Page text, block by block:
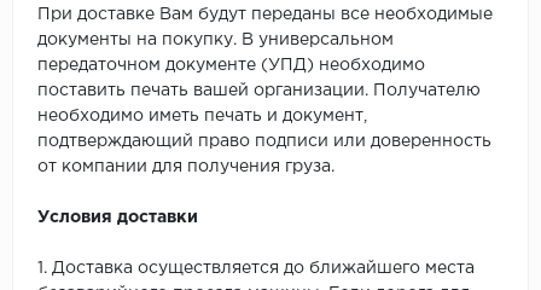
При доставке Вам будут переданы все необходимые
документы на покупку. В универсальном
передаточном документе (УПД) необходимо
поставить печать вашей организации. Получателю
необходимо иметь печать и документ,
подтверждающий право подписи или доверенность
от компании для получения груза.
Условия доставки
1. Доставка осуществляется до ближайшего места